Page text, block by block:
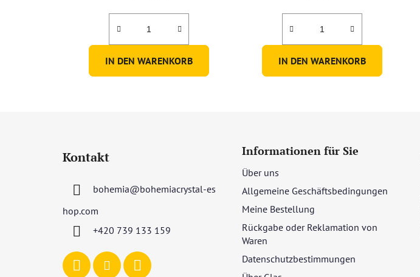
IN DEN WARENKORB IN DEN WARENKORB
Kontakt
bohemia@bohemiacrystal-es
hop.com
+420 739 133 159
Informationen für Sie
Über uns
Allgemeine Geschäftsbedingungen
Meine Bestellung
Rückgabe oder Reklamation von
Waren
Datenschutzbestimmungen